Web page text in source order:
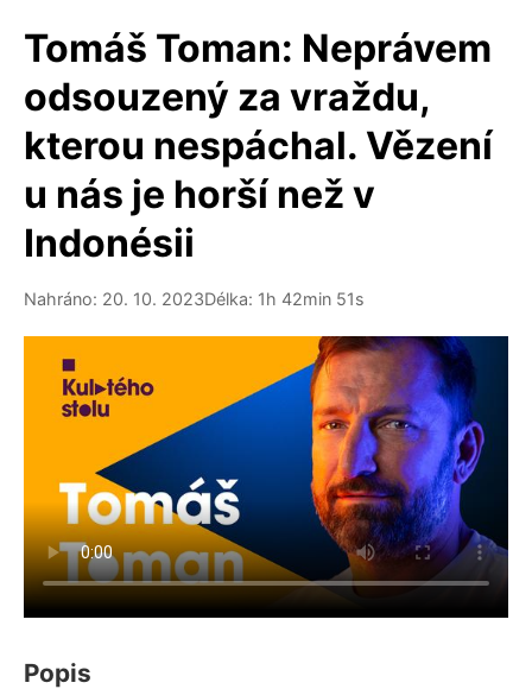
Tomáš Toman: Neprávem
odsouzený za vraždu,
kterou nespáchal. Vězení
u nás je horší než v
Indonésii
Nahráno: 20. 10. 2023Délka: 1h 42min 51s
Popis